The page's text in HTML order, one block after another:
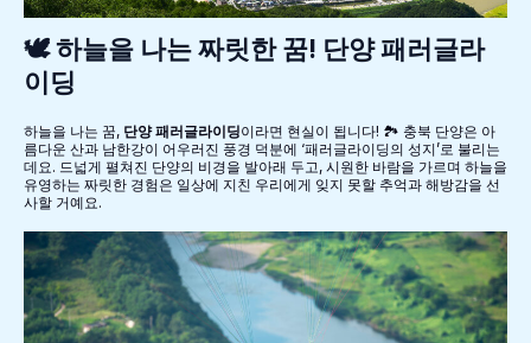
🕊️ 하늘을 나는 짜릿한 꿈! 단양 패러글라
이딩
하늘을 나는 꿈, 단양 패러글라이딩이라면 현실이 됩니다! 🏞️ 충북 단양은 아
름다운 산과 남한강이 어우러진 풍경 덕분에 ‘패러글라이딩의 성지’로 불리는
데요. 드넓게 펼쳐진 단양의 비경을 발아래 두고, 시원한 바람을 가르며 하늘을
유영하는 짜릿한 경험은 일상에 지친 우리에게 잊지 못할 추억과 해방감을 선
사할 거예요.